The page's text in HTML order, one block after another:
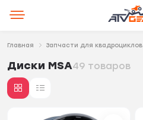
Главная Запчасти для квадроциклов
Диски MSA49 товаров